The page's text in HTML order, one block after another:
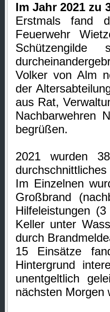
Im Jahr 2021 zu
Erstmals fand
Feuerwehr
Schützengilde
Volker von Alm
der
aus Rat,
Nachbarwehren
begrüßen.
2021 wurden
durchschnittliches
Im Einzelnen
Großbrand
Hilfeleistungen
Keller unter
durch
15 Einsätze
Hintergrund
unentgeltlich
nächsten Morgen